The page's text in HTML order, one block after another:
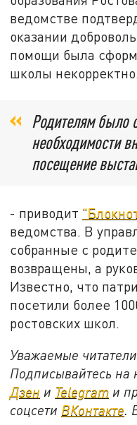
ведомстве
оказании
помощи была
школы некорректно.
Родителям было
необходимости
посещение
- приводит
ведомства. В
собранные с
возвращены, а
Известно, что
посетили более
ростовских школ.
Уважаемые
Подписывайтесь
Дзен и Telegram и
соцсети ВКонтакте.